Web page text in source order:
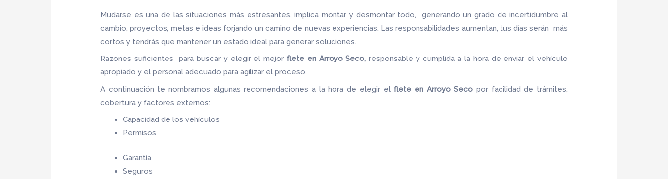
Mudarse es una de las situaciones más estresantes, implica montar y desmontar todo, generando un grado de incertidumbre al
cambio, proyectos, metas e ideas forjando un camino de nuevas experiencias. Las responsabilidades aumentan, tus días serán más
cortos y tendrás que mantener un estado ideal para generar soluciones.
Razones suficientes para buscar y elegir el mejor fleteen Arroyo Seco,responsable y cumplida a la hora de enviar el vehículo
apropiado y el personal adecuado para agilizar el proceso.
A continuación te nombramos algunas recomendaciones a la hora de elegir elflete en Arroyo Seco por facilidad de trámites,
cobertura y factores externos:
Capacidad de los vehículos
Permisos
Garantía
Seguros